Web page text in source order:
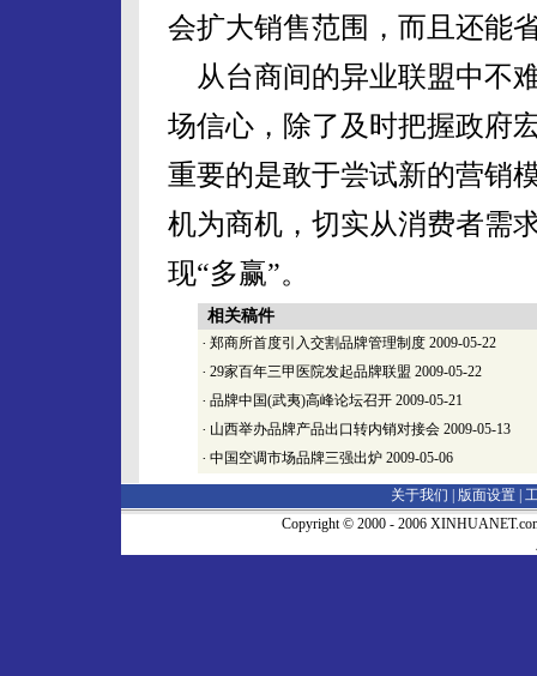
会扩大销售范围，而且还能
从台商间的异业联盟中不
场信心，除了及时把握政府
重要的是敢于尝试新的营销
机为商机，切实从消费者需
现“多赢”。
相关稿件
· 郑商所首度引入交割品牌管理制度 2009-05-22
· 29家百年三甲医院发起品牌联盟 2009-05-22
· 品牌中国(武夷)高峰论坛召开 2009-05-21
· 山西举办品牌产品出口转内销对接会 2009-05-13
· 中国空调市场品牌三强出炉 2009-05-06
关于我们 | 版面设置
Copyright © 2000 - 2006